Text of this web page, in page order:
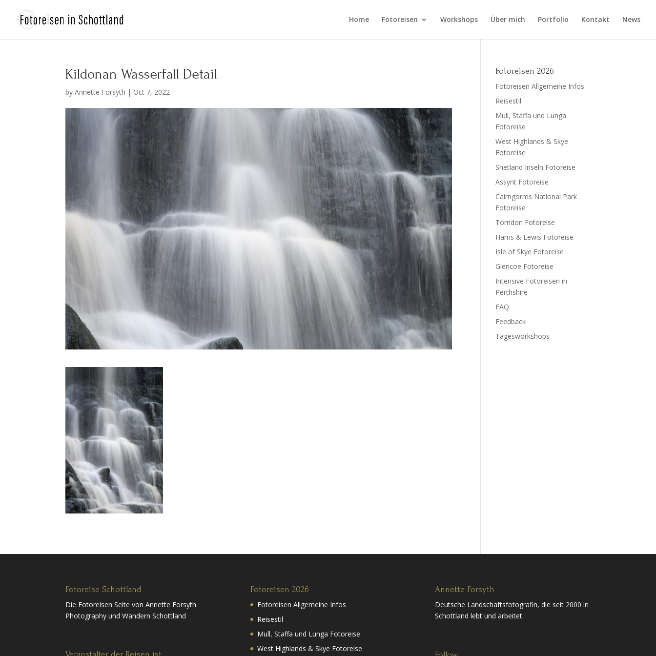
Home Fotoreisen Workshops Über mich Portfolio Kontakt News
Kildonan Wasserfall Detail
byAnnette Forsyth | Oct 7, 2022
Fotoreisen 2026
Fotoreisen Allgemeine Infos
Reisestil
Mull, Staffa und Lunga
Fotoreise
West Highlands & Skye
Fotoreise
Shetland Inseln Fotoreise
Assynt Fotoreise
Cairngorms National Park
Fotoreise
Torridon Fotoreise
Harris & Lewis Fotoreise
Isle of Skye Fotoreise
Glencoe Fotoreise
Intensive Fotoreisen in
Perthshire
FAQ
Feedback
Tagesworkshops
Fotoreise Schottland
Die Fotoreisen Seite von Annette Forsyth
Photography und Wandern Schottland
Fotoreisen 2026
Fotoreisen Allgemeine Infos
Reisestil
Mull, Staffa und Lunga Fotoreise
West Highlands & Skye Fotoreise
Annette Forsyth
Deutsche Landschaftsfotografin, die seit 2000 in
Schottland lebt und arbeitet.